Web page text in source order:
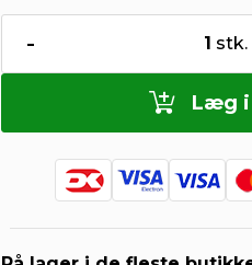
- 1 stk.
Læg